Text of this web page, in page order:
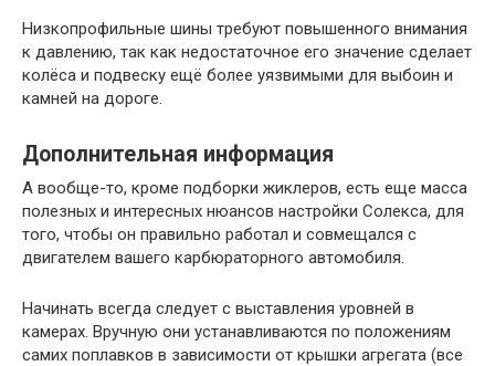
Низкопрофильные шины требуют повышенного внимания
к давлению, так как недостаточное его значение сделает
колёса и подвеску ещё более уязвимыми для выбоин и
камней на дороге.
Дополнительная информация
А вообще-то, кроме подборки жиклеров, есть еще масса
полезных и интересных нюансов настройки Солекса, для
того, чтобы он правильно работал и совмещался с
двигателем вашего карбюраторного автомобиля.
Начинать всегда следует с выставления уровней в
камерах. Вручную они устанавливаются по положениям
самих поплавков в зависимости от крышки агрегата (все